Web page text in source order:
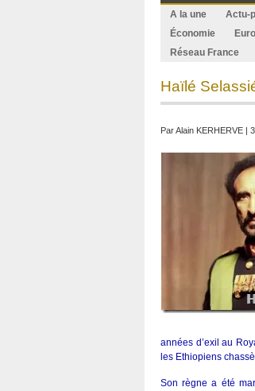
A la une
Actu-
Économie
Réseau France
Haïlé
ParAlain KERHERVE |
années d’exil au
les Ethiopiens
Son règne a été